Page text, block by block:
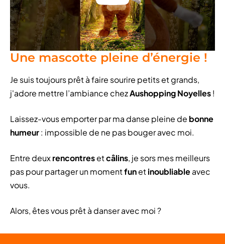
Une mascotte pleine d’énergie !
Je suis toujours prêt à faire sourire petits et grands,
j'adore mettre l’ambiance chezAushopping Noyelles!
Laissez-vous emporter par ma danse pleine de bonne
humeur: impossible de ne pas bouger avec moi.
Entre deuxrencontresetcâlins, je sors mes meilleurs
pas pour partager un momentfunetinoubliableavec
vous.
Alors, êtes vous prêt à danser avec moi ?